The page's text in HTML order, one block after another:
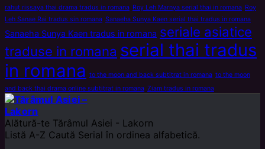
rahut rissaya thai drama tradus in romana Roy Leh Marnya serial thai in romana Roy
Leh Sanae Rai tradus sin romana Sanaeha Sunya Kaen serial thai tradus in romana
Sanaeha Sunya Kaen tradus in romana seriale asiatice
traduse in romana serial thai tradus
in romana to the moon and back subtitrat in romana to the moon
and back thai drama online subtitrat in romana Ziam tradus in romana
Alătură-te Tărâmul Asiei - Lakorn
Listă A-Z Caută Serial în ordinea alfabetică.